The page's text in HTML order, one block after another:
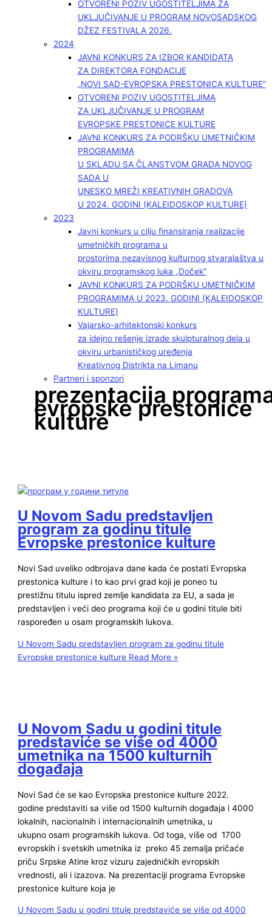
OTVORENI POZIV UGOSTITELJIMA ZA
UKLJUČIVANJE U PROGRAM NOVOSADSKOG
DŽEZ FESTIVALA 2026.
2024
JAVNI KONKURS ZA IZBOR KANDIDATA
ZA DIREKTORA FONDACIJE
„NOVI SAD-EVROPSKA PRESTONICA KULTURE“
OTVORENI POZIV UGOSTITELJIMA
ZA UKLJUČIVANJE U PROGRAM
EVROPSKE PRESTONICE KULTURE
JAVNI KONKURS ZA PODRŠKU UMETNIČKIM
PROGRAMIMA
U SKLADU SA ČLANSTVOM GRADA NOVOG
SADA U
UNESKO MREŽI KREATIVNIH GRADOVA
U 2024. GODINI (KALEIDOSKOP KULTURE)
2023
Javni konkurs u cilju finansiranja realizacije
umetničkih programa u
prostorima nezavisnog kulturnog stvaralaštva u
okviru programskog luka „Doček”
JAVNI KONKURS ZA PODRŠKU UMETNIČKIM
PROGRAMIMA U 2023. GODINI (KALEIDOSKOP
KULTURE)
Vajarsko-arhitektonski konkurs
za idejno rešenje izrade skulpturalnog dela u
okviru urbanističkog uređenja
Kreativnog Distrikta na Limanu
Partneri i sponzori
prezentacija
evropske prestonice
kulture
U Novom Sadu predstavljen
program za godinu titule
Evropske prestonice kulture
Novi Sad uveliko odbrojava dane kada će postati Evropska
prestonica kulture i to kao prvi grad koji je poneo tu
prestižnu titulu ispred zemlje kandidata za EU, a sada je
predstavljen i veći deo programa koji će u godini titule biti
raspoređen u osam programskih lukova.
U Novom Sadu predstavljen program za godinu titule
Evropske prestonice kulture Read More »
U Novom Sadu u godini titule
predstaviće se više od 4000
umetnika na 1500 kulturnih
događaja
Novi Sad će se kao Evropska prestonice kulture 2022.
godine predstaviti sa više od 1500 kulturnih događaja i 4000
lokalnih, nacionalnih i internacionalnih umetnika, u
ukupno osam programskih lukova. Od toga, više od 1700
evropskih i svetskih umetnika iz preko 45 zemalja pričaće
priču Srpske Atine kroz vizuru zajedničkih evropskih
vrednosti, ali i izazova. Na prezentaciji programa Evropske
prestonice kulture koja je
U Novom Sadu u godini titule predstaviće se više od 4000